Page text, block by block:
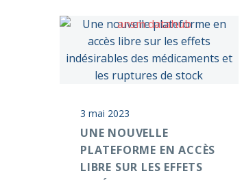
3 mai 2023
UNE NOUVELLE
PLATEFORME EN ACCÈS
LIBRE SUR LES EFFETS